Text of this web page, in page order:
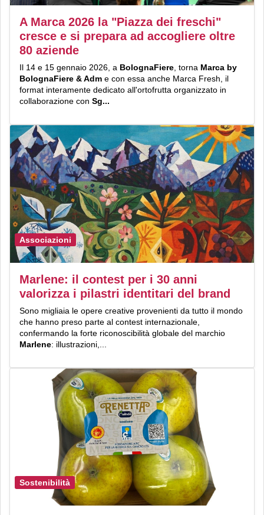
A Marca 2026 la "Piazza dei freschi"
cresce e si prepara ad accogliere oltre
80 aziende
Il 14 e 15 gennaio 2026, a BolognaFiere , torna Marca by
BolognaFiere & Adm e con essa anche Marca Fresh, il
format interamente dedicato all'ortofrutta organizzato in
collaborazione con Sg...
Associazioni
Marlene: il contest per i 30 anni
valorizza i pilastri identitari del brand
Sono migliaia le opere creative provenienti da tutto il mondo
che hanno preso parte al contest internazionale,
confermando la forte riconoscibilità globale del marchio
Marlene: illustrazioni,...
Sostenibilità